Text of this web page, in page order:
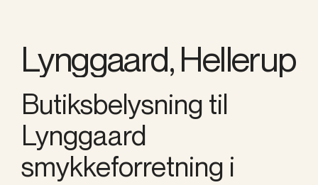
Lynggaard, Hellerup
Butiksbelysning til
Lynggaard
smykkeforretning i